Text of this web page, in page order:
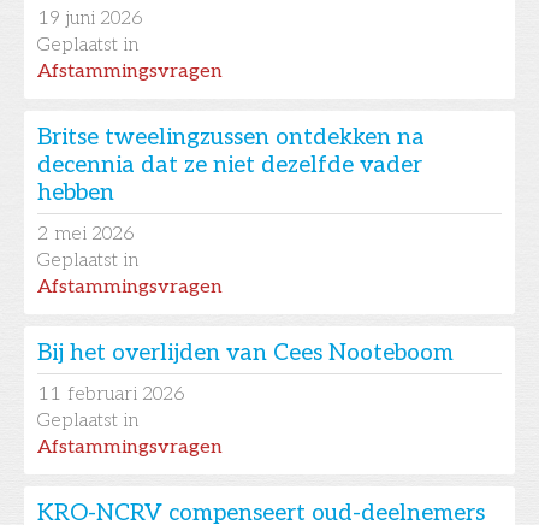
19 juni 2026
Geplaatst in
Afstammingsvragen
Britse tweelingzussen ontdekken na
decennia dat ze niet dezelfde vader
hebben
2 mei 2026
Geplaatst in
Afstammingsvragen
Bij het overlijden van Cees Nooteboom
11 februari 2026
Geplaatst in
Afstammingsvragen
KRO-NCRV compenseert oud-deelnemers